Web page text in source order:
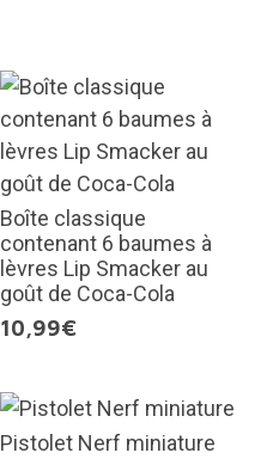
Boîte classique
contenant 6 baumes à
lèvres Lip Smacker au
goût de Coca-Cola
10,99€
Pistolet Nerf miniature